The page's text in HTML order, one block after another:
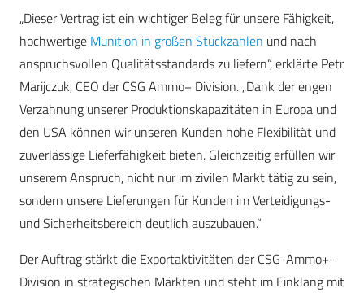
„Dieser Vertrag ist ein wichtiger Beleg für unsere Fähigkeit,
hochwertige Munition in großen Stückzahlen und nach
anspruchsvollen Qualitätsstandards zu liefern“, erklärte Petr
Marijczuk, CEO der CSG Ammo+ Division. „Dank der engen
Verzahnung unserer Produktionskapazitäten in Europa und
den USA können wir unseren Kunden hohe Flexibilität und
zuverlässige Lieferfähigkeit bieten. Gleichzeitig erfüllen wir
unserem Anspruch, nicht nur im zivilen Markt tätig zu sein,
sondern unsere Lieferungen für Kunden im Verteidigungs-
und Sicherheitsbereich deutlich auszubauen.“
Der Auftrag stärkt die Exportaktivitäten der CSG-Ammo+-
Division in strategischen Märkten und steht im Einklang mit